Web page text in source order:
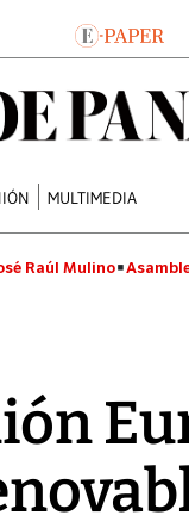
MULTIMEDIA
Raúl Mulino